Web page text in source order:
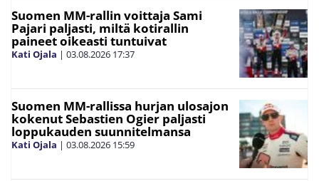
Suomen MM-rallin voittaja Sami
Pajari paljasti, miltä kotirallin
paineet oikeasti tuntuivat
Kati Ojala | 03.08.2026 17:37
Suomen MM-rallissa hurjan ulosajon
kokenut Sebastien Ogier paljasti
loppukauden suunnitelmansa
Kati Ojala | 03.08.2026 15:59